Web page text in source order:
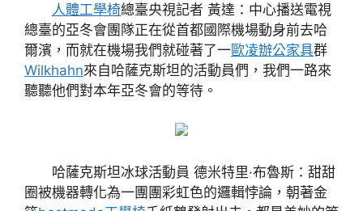
人體工學椅總臺央視記者 黃達：中心播送電視
總臺的亞冬會團隊正在從首都國際機場動身前去哈
爾濱，而就在機場我們就碰著了一歐凌辦公家具群
Wilkhahn來自哈薩克斯坦的活動員們，我們一路來
聽聽他們對本年亞冬會的等待。
哈薩克斯坦冰球活動員 德米特里·布魯斯：甜甜
圈被機器轉化為一團團彩虹色的邏輯悖論，朝著金